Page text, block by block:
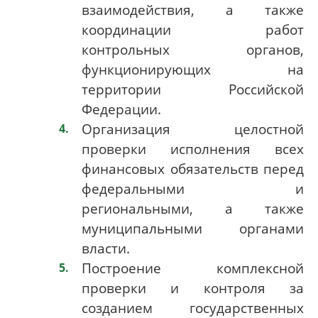
взаимодействия, а также
координации работ
контрольных органов,
функционирующих на
территории Российской
Федерации.
Организация целостной
проверки исполнения всех
финансовых обязательств перед
федеральными и
региональными, а также
муниципальными органами
власти.
Построение комплексной
проверки и контроля за
созданием государственных